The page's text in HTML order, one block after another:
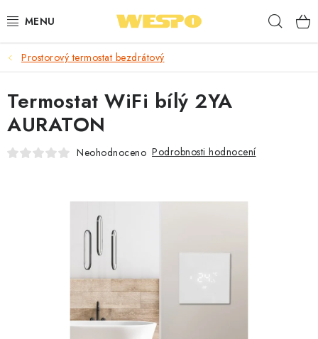
na
ARMATURY PRO TOPENÍ A VODU
TOPENÍ A OHŘEV VODY
TVAROVKY A TRUBKY
🏷️ VÝPRODEJ
⚡ NOVINKA
Prostorový termostat bezdrátový
Termostat WiFi bílý 2YA
AURATON
Neohodnoceno Podrobnosti hodnocení